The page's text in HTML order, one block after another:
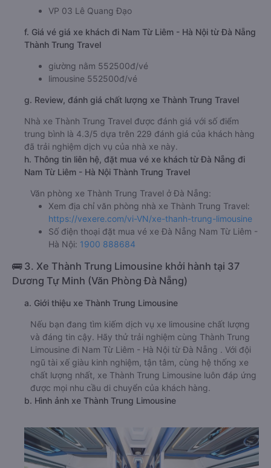
VP 03 Lê Quang Đạo
f. Giá vé giá xe khách đi Nam Từ Liêm - Hà Nội từ Đà Nẵng
Thành Trung Travel
giường nằm 552500đ/vé
limousine 552500đ/vé
g. Review, đánh giá chất lượng xe Thành Trung Travel
Nhà xe Thành Trung Travel được đánh giá với số điểm
trung bình là 4.3/5 dựa trên 229 đánh giá của khách hàng
đã trải nghiệm dịch vụ của nhà xe này.
h. Thông tin liên hệ, đặt mua vé xe khách từ Đà Nẵng đi
Nam Từ Liêm - Hà Nội Thành Trung Travel
Văn phòng xe Thành Trung Travel ở Đà Nẵng:
Xem địa chỉ văn phòng nhà xe Thành Trung Travel:
https://vexere.com/vi-VN/xe-thanh-trung-limousine
Số điện thoại đặt mua vé xe Đà Nẵng Nam Từ Liêm -
Hà Nội: 1900 888684
🚌 3. Xe Thành Trung Limousine khởi hành tại 37
Dương Tự Minh (Văn Phòng Đà Nẵng)
a. Giới thiệu xe Thành Trung Limousine
Nếu bạn đang tìm kiếm dịch vụ xe limousine chất lượng
và đáng tin cậy. Hãy thử trải nghiệm cùng Thành Trung
Limousine đi Nam Từ Liêm - Hà Nội từ Đà Nẵng . Với đội
ngũ tài xế giàu kinh nghiệm, tận tâm, cùng hệ thống xe
chất lượng nhất, xe Thành Trung Limousine luôn đáp ứng
được mọi nhu cầu di chuyển của khách hàng.
b. Hình ảnh xe Thành Trung Limousine